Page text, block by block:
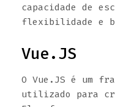
capacidade de
flexibilidade e
Vue.JS
O Vue.JS é um
utilizado para